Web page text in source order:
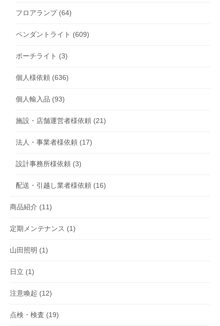
フロアランプ(64)
ペンダントライト (609)
ポーチライト (3)
個人様依頼 (636)
個人輸入品 (93)
施設・店舗運営者様依頼 (21)
法人・事業者様依頼 (17)
設計事務所様依頼 (3)
配送・引越し業者様依頼 (16)
商品紹介 (11)
定期メンテナンス (1)
山田照明 (1)
日立 (1)
注意喚起 (12)
点検・検査 (19)